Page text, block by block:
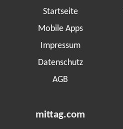
Startseite
Mobile Apps
Impressum
Datenschutz
AGB
mittag.com